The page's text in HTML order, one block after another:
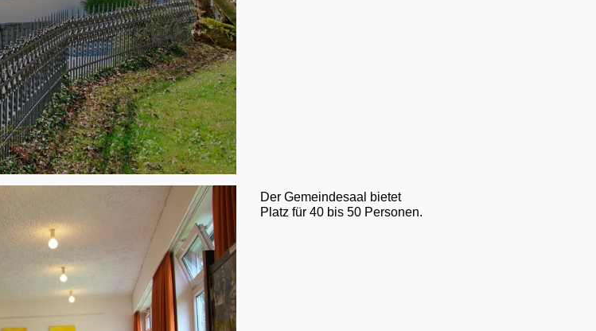
Der Gemeindesaal bietet
Platz für 40 bis 50 Personen.